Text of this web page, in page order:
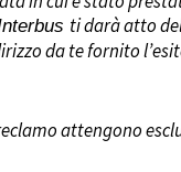
ti darà atto
da te fornito
attengono